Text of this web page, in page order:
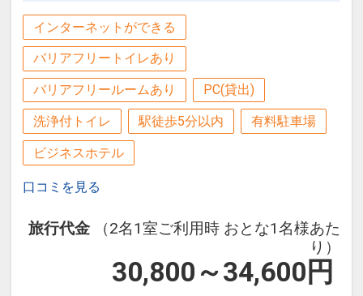
インターネットができる
バリアフリートイレあり
バリアフリールームあり PC(貸出)
洗浄付トイレ 駅徒歩5分以内 有料駐車場
ビジネスホテル
口コミを見る
旅行代金
（2名1室ご利用時 おとな1名様あた
り）
30,800～34,600 円